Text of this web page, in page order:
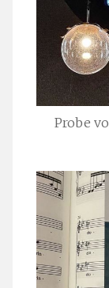
Probe